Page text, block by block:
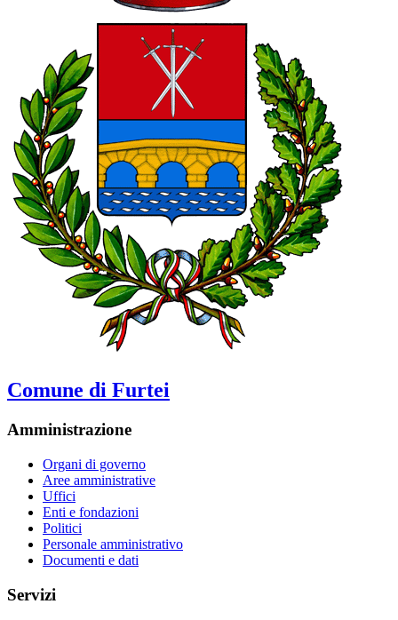
Comune di Furtei
Amministrazione
Organi di governo
Aree amministrative
Uffici
Enti e fondazioni
Politici
Personale amministrativo
Documenti e dati
Servizi